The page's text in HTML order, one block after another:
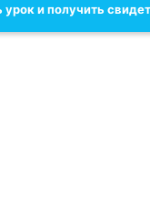
и получить